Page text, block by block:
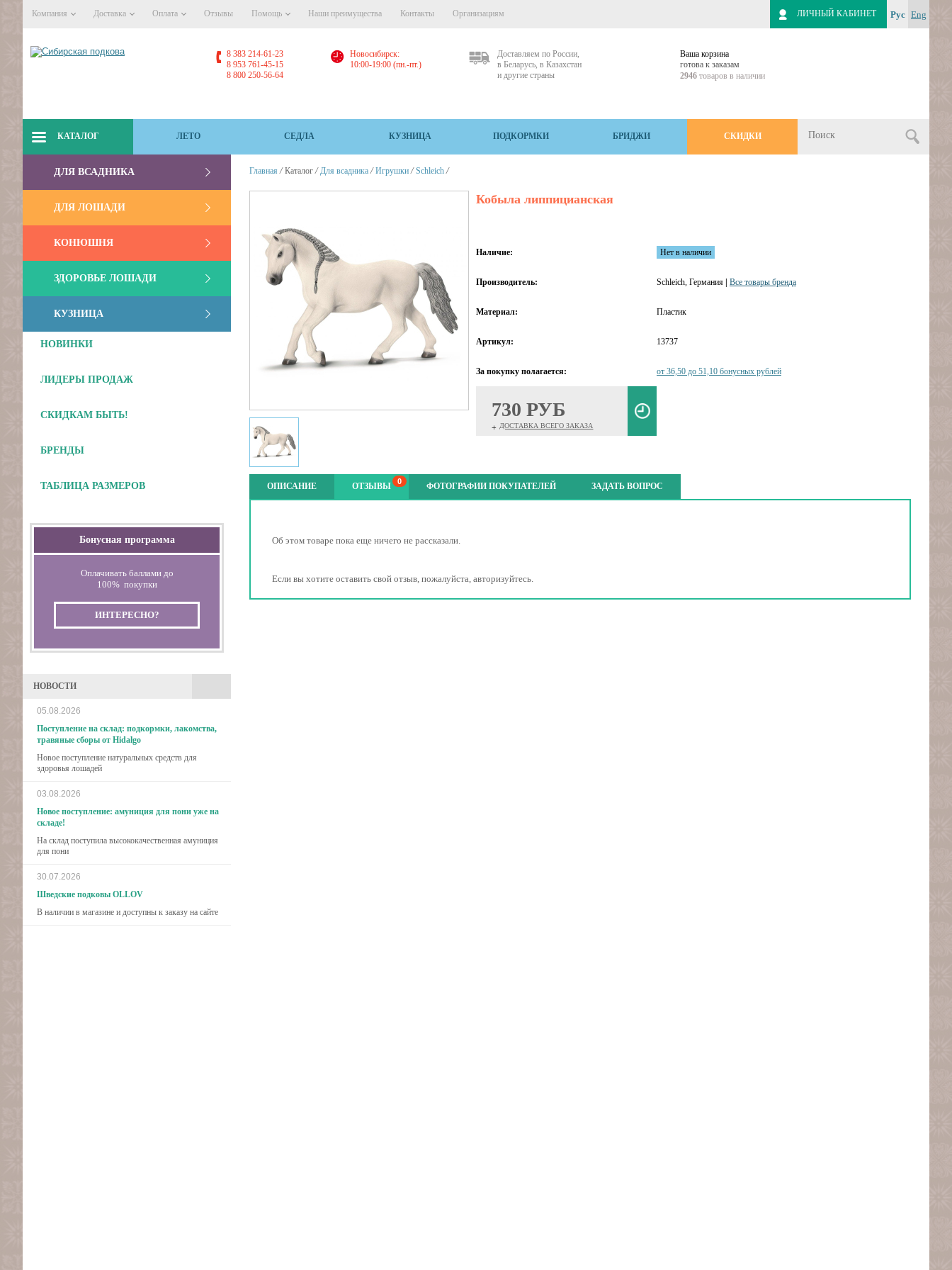
Компания Доставка Оплата Отзывы Помощь Наши преимущества Контакты Организациям Рус Eng
ЛИЧНЫЙ КАБИНЕТ
8 383 214-61-23
8 953 761-45-15
8 800 250-56-64
Новосибирск:
10:00-19:00 (пн.-пт.)
Доставляем по России,
в Беларусь, в Казахстан
и другие страны
Ваша корзина
готова к заказам
2946 товаров в наличии
КАТАЛОГ ЛЕТО СЕДЛА КУЗНИЦА ПОДКОРМКИ БРИДЖИ СКИДКИ
ДЛЯ ВСАДНИКА
ДЛЯ ЛОШАДИ
КОНЮШНЯ
ЗДОРОВЬЕ ЛОШАДИ
КУЗНИЦА
НОВИНКИ
ЛИДЕРЫ ПРОДАЖ
СКИДКАМ БЫТЬ!
БРЕНДЫ
ТАБЛИЦА РАЗМЕРОВ
Бонусная программа
Оплачивать баллами до
100% покупки
ИНТЕРЕСНО?
НОВОСТИ
05.08.2026
Поступление на склад: подкормки, лакомства,
травяные сборы от Hidalgo
Новое поступление натуральных средств для
здоровья лошадей
03.08.2026
Новое поступление: амуниция для пони уже на
складе!
На склад поступила высококачественная амуниция
для пони
30.07.2026
Шведские подковы OLLOV
В наличии в магазине и доступны к заказу на сайте
Главная / Каталог / Для всадника / Игрушки / Schleich /
Кобыла липпицианская
Наличие: Нет в наличии
Производитель: Schleich, Германия| Все товары бренда
Материал: Пластик
Артикул: 13737
За покупку полагается: от 36,50 до 51,10 бонусных рублей
730 РУБ
+ ДОСТАВКА ВСЕГО ЗАКАЗА
ОПИСАНИЕ ОТЗЫВЫ 0 ФОТОГРАФИИ ПОКУПАТЕЛЕЙ ЗАДАТЬ ВОПРОС
Об этом товаре пока еще ничего не рассказали.
Если вы хотите оставить свой отзыв, пожалуйста, авторизуйтесь.